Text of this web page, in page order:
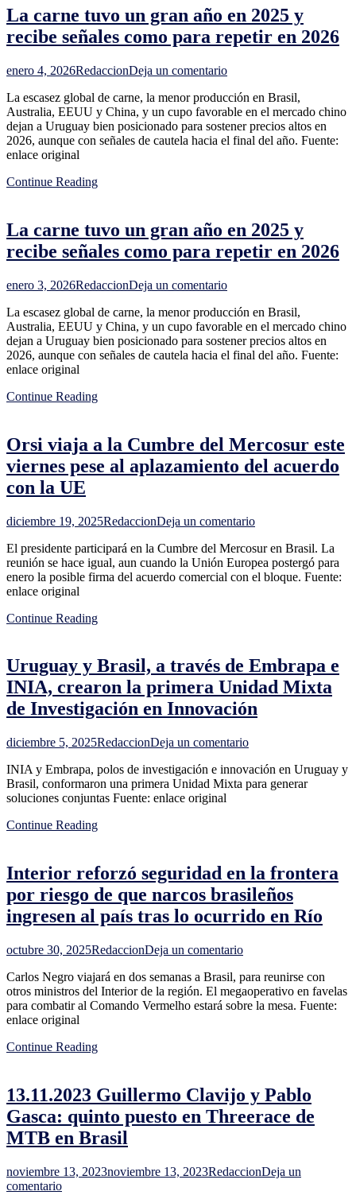
economías
sobre
bienes
forzoso
La carne tuvo un gran año en 2025 y
recibe señales como para repetir en 2026
enero 4, 2026RedaccionDeja un comentarioen
carne
tuvo
un
gran
señales
como
para
en
La escasez global de carne, la menor producción en Brasil,
Australia, EEUU y China, y un cupo favorable en el mercado chino
dejan a Uruguay bien posicionado para sostener precios altos en
2026, aunque con señales de cautela hacia el final del año. Fuente:
enlace original
Continue Reading
La carne tuvo un gran año en 2025 y
recibe señales como para repetir en 2026
enero 3, 2026RedaccionDeja un comentarioen
carne
tuvo
un
gran
señales
como
para
La escasez global de carne, la menor producción en Brasil,
Australia, EEUU y China, y un cupo favorable en el mercado chino
dejan a Uruguay bien posicionado para sostener precios altos en
2026, aunque con señales de cautela hacia el final del año. Fuente:
enlace original
Continue Reading
Orsi viaja a la Cumbre del Mercosur este
viernes pese al aplazamiento del acuerdo
con la UE
diciembre 19, 2025RedaccionDeja un comentarioen
viaja
a
la
pese
al
aplazamiento
del
acuerdo
UE
El presidente participará en la Cumbre del Mercosur en Brasil. La
reunión se hace igual, aun cuando la Unión Europea postergó para
enero la posible firma del acuerdo comercial con el bloque. Fuente:
enlace original
Continue Reading
Uruguay y Brasil, a través de Embrapa e
INIA, crearon la primera Unidad Mixta
de Investigación en Innovación
diciembre 5, 2025RedaccionDeja un comentarioen
y
Brasil,
INIA,
crearon
la
primera
Unidad
Investigación
en
Innovación
INIA y Embrapa, polos de investigación e innovación en Uruguay y
Brasil, conformaron una primera Unidad Mixta para generar
soluciones conjuntas Fuente: enlace original
Continue Reading
Interior reforzó seguridad en la frontera
por riesgo de que narcos brasileños
ingresen al país tras lo ocurrido en Río
octubre 30, 2025RedaccionDeja un comentarioen
reforzó
seguridad
en
que
narcos
brasileños
tras
Carlos Negro viajará en dos semanas a Brasil, para reunirse con
otros ministros del Interior de la región. El megaoperativo en favelas
para combatir al Comando Vermelho estará sobre la mesa. Fuente:
enlace original
Continue Reading
13.11.2023 Guillermo Clavijo y Pablo
Gasca: quinto puesto en Threerace de
MTB en Brasil
noviembre 13, 2023noviembre 13, 2023RedaccionDeja un
comentarioen